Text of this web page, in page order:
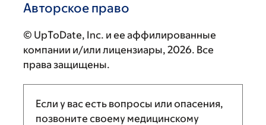
Авторское право
© UpToDate, Inc. и ее аффилированные
компании и/или лицензиары, 2026. Все
права защищены.
Если у вас есть вопросы или опасения,
позвоните своему медицинскому